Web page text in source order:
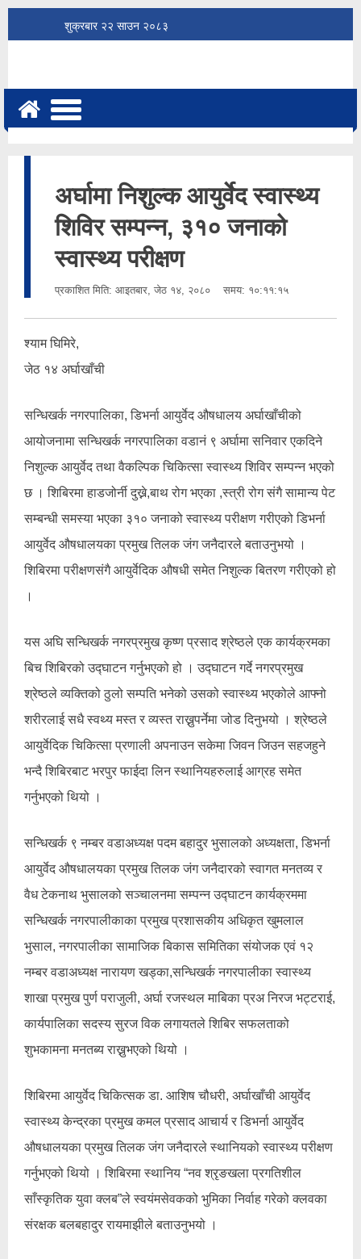
शुक्रबार २२ साउन २०८३
अर्घामा निशुल्क आयुर्वेद स्वास्थ्य
शिविर सम्पन्न, ३१० जनाको
स्वास्थ्य परीक्षण
प्रकाशित मिति: आइतबार, जेठ १४, २०८० समय: १०:११:१५
श्याम घिमिरे,
जेठ १४ अर्घाखाँची
सन्धिखर्क नगरपालिका, डिभर्ना आयुर्वेद औषधालय अर्घाखाँचीको
आयोजनामा सन्धिखर्क नगरपालिका वडानं ९ अर्घामा सनिवार एकदिने
निशुल्क आयुर्वेद तथा वैकल्पिक चिकित्सा स्वास्थ्य शिविर सम्पन्न भएको
छ । शिबिरमा हाडजोर्नी दुख्ने,बाथ रोग भएका ,स्त्री रोग संगै सामान्य पेट
सम्बन्धी समस्या भएका ३१० जनाको स्वास्थ्य परीक्षण गरीएको डिभर्ना
आयुर्वेद औषधालयका प्रमुख तिलक जंग जनैदारले बताउनुभयो ।
शिबिरमा परीक्षणसंगै आयुर्वेदिक औषधी समेत निशुल्क बितरण गरीएको हो
।
यस अघि सन्धिखर्क नगरप्रमुख कृष्ण प्रसाद श्रेष्ठले एक कार्यक्रमका
बिच शिबिरको उद्घाटन गर्नुभएको हो । उद्घाटन गर्दे नगरप्रमुख
श्रेष्ठले व्यक्तिको ठुलो सम्पति भनेको उसको स्वास्थ्य भएकोले आफ्नो
शरीरलाई सधै स्वथ्य मस्त र व्यस्त राख्नुपर्नेमा जोड दिनुभयो । श्रेष्ठले
आयुर्वेदिक चिकित्सा प्रणाली अपनाउन सकेमा जिवन जिउन सहजहुने
भन्दै शिबिरबाट भरपुर फाईदा लिन स्थानियहरुलाई आग्रह समेत
गर्नुभएको थियो ।
सन्धिखर्क ९ नम्बर वडाअध्यक्ष पदम बहादुर भुसालको अध्यक्षता, डिभर्ना
आयुर्वेद औषधालयका प्रमुख तिलक जंग जनैदारको स्वागत मनतव्य र
वैध टेकनाथ भुसालको सञ्चालनमा सम्पन्न उद्घाटन कार्यक्रममा
सन्धिखर्क नगरपालीकाका प्रमुख प्रशासकीय अधिकृत खुमलाल
भुसाल, नगरपालीका सामाजिक बिकास समितिका संयोजक एवं १२
नम्बर वडाअध्यक्ष नारायण खड्का,सन्धिखर्क नगरपालीका स्वास्थ्य
शाखा प्रमुख पुर्ण पराजुली, अर्घा रजस्थल माबिका प्रअ निरज भट्टराई,
कार्यपालिका सदस्य सुरज विक लगायतले शिबिर सफलताको
शुभकामना मनतब्य राख्नुभएको थियो ।
शिबिरमा आयुर्वेद चिकित्सक डा. आशिष चौधरी, अर्घाखाँची आयुर्वेद
स्वास्थ्य केन्द्रका प्रमुख कमल प्रसाद आचार्य र डिभर्ना आयुर्वेद
औषधालयका प्रमुख तिलक जंग जनैदारले स्थानियको स्वास्थ्य परीक्षण
गर्नुभएको थियो । शिबिरमा स्थानिय “नव श्रृङखला प्रगतिशील
साँस्कृतिक युवा क्लब”ले स्वयंमसेवकको भुमिका निर्वाह गरेको क्लवका
संरक्षक बलबहादुर रायमाझीले बताउनुभयो ।